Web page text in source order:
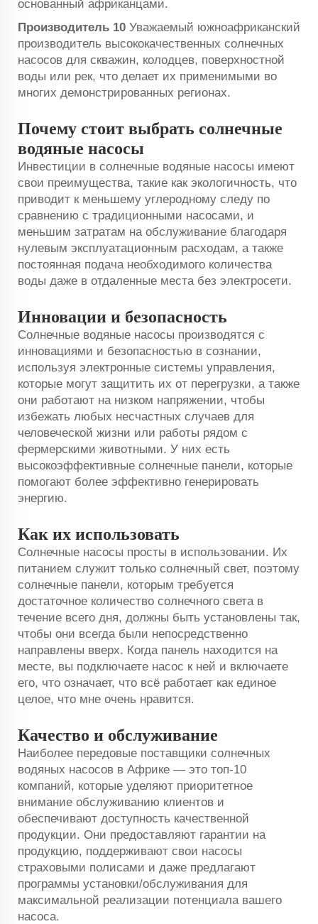
основанный африканцами.
Производитель 10 Уважаемый южноафриканский
производитель высококачественных солнечных
насосов для скважин, колодцев, поверхностной
воды или рек, что делает их применимыми во
многих демонстрированных регионах.
Почему стоит выбрать солнечные
водяные насосы
Инвестиции в солнечные водяные насосы имеют
свои преимущества, такие как экологичность, что
приводит к меньшему углеродному следу по
сравнению с традиционными насосами, и
меньшим затратам на обслуживание благодаря
нулевым эксплуатационным расходам, а также
постоянная подача необходимого количества
воды даже в отдаленные места без электросети.
Инновации и безопасность
Солнечные водяные насосы производятся с
инновациями и безопасностью в сознании,
используя электронные системы управления,
которые могут защитить их от перегрузки, а также
они работают на низком напряжении, чтобы
избежать любых несчастных случаев для
человеческой жизни или работы рядом с
фермерскими животными. У них есть
высокоэффективные солнечные панели, которые
помогают более эффективно генерировать
энергию.
Как их использовать
Солнечные насосы просты в использовании. Их
питанием служит только солнечный свет, поэтому
солнечные панели, которым требуется
достаточное количество солнечного света в
течение всего дня, должны быть установлены так,
чтобы они всегда были непосредственно
направлены вверх. Когда панель находится на
месте, вы подключаете насос к ней и включаете
его, что означает, что всё работает как единое
целое, что мне очень нравится.
Качество и обслуживание
Наиболее передовые поставщики солнечных
водяных насосов в Африке — это топ-10
компаний, которые уделяют приоритетное
внимание обслуживанию клиентов и
обеспечивают доступность качественной
продукции. Они предоставляют гарантии на
продукцию, поддерживают свои насосы
страховыми полисами и даже предлагают
программы установки/обслуживания для
максимальной реализации потенциала вашего
насоса.